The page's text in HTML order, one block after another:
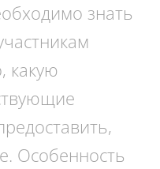
знать
какую
Особенность